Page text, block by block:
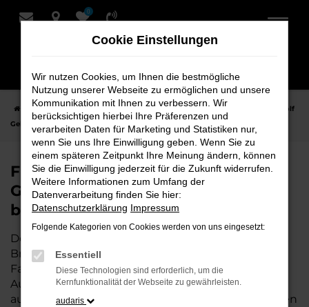
Zum
0
Startseite Bremervörde VW VW Golf
Finden Sie Ihren VW Golf
Gebrauchtwagen für Bremervörde bei Schmidt + Koch
Finden Sie Ihren VW Golf
Gebrauchtwagen für Bremervörde
bei Schmidt + Koch
Der VW Golf ist die perfekte Wahl für alle in
Bremervörde, die ein zuverlässiges und modernes
Fahrzeug suchen.Mit seiner erstklassigen
Ausstattung, der niedrigen Laufleistung und der
ausgezeichneten Pflege ist dieser Gebrauchtwagen
Cookie Einstellungen
Wir nutzen Cookies, um Ihnen die bestmögliche
Nutzung unserer Webseite zu ermöglichen und unsere
Kommunikation mit Ihnen zu verbessern. Wir
berücksichtigen hierbei Ihre Präferenzen und
verarbeiten Daten für Marketing und Statistiken nur,
wenn Sie uns Ihre Einwilligung geben. Wenn Sie zu
einem späteren Zeitpunkt Ihre Meinung ändern, können
Sie die Einwilligung jederzeit für die Zukunft widerrufen.
Weitere Informationen zum Umfang der
Datenverarbeitung finden Sie hier:
Datenschutzerklärung Impressum
Folgende Kategorien von Cookies werden von uns eingesetzt:
Essentiell
Diese Technologien sind erforderlich, um die
Kernfunktionalität der Webseite zu gewährleisten.
audaris